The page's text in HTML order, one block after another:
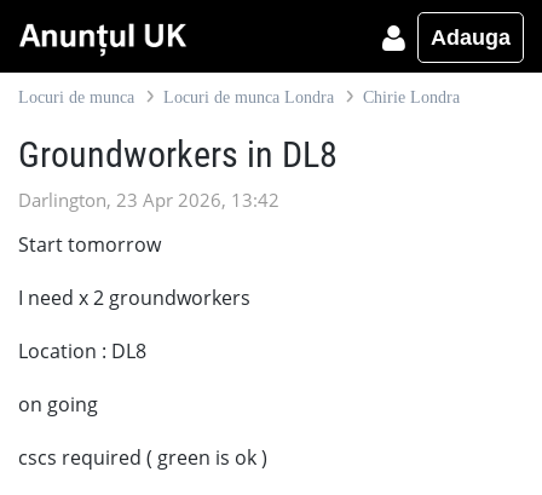
Adauga
Locuri de munca Locuri de munca Londra Chirie Londra
Groundworkers in DL8
Darlington, 23 Apr 2026, 13:42
Start tomorrow
I need x 2 groundworkers
Location : DL8
on going
cscs required ( green is ok )